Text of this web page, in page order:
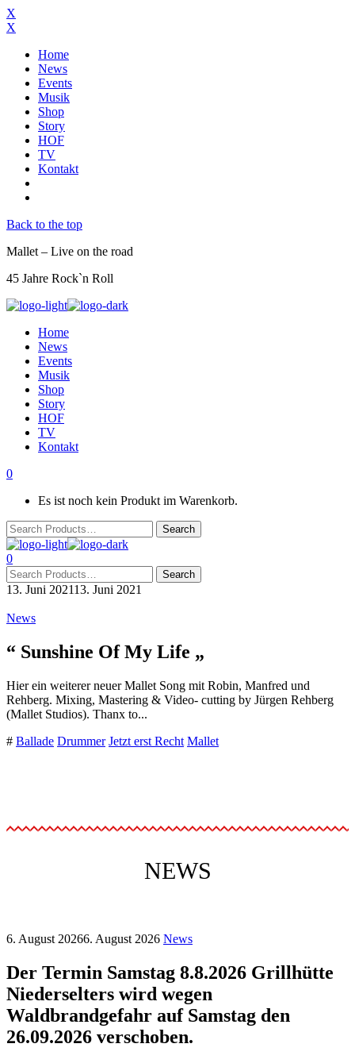
X
X
Home
News
Events
Musik
Shop
Story
HOF
TV
Kontakt
Back to the top
Mallet – Live on the road
45 Jahre Rock`n Roll
Home
News
Events
Musik
Shop
Story
HOF
TV
Kontakt
0
Es ist noch kein Produkt im Warenkorb.
0
13. Juni 202113. Juni 2021
News
“ Sunshine Of My Life „
Hier ein weiterer neuer Mallet Song mit Robin, Manfred und
Rehberg. Mixing, Mastering & Video- cutting by Jürgen Rehberg
(Mallet Studios). Thanx to...
# Ballade Drummer Jetzt erst Recht Mallet
NEWS
6. August 20266. August 2026 News
Der Termin Samstag 8.8.2026 Grillhütte
Niederselters wird wegen
Waldbrandgefahr auf Samstag den
26.09.2026 verschoben.